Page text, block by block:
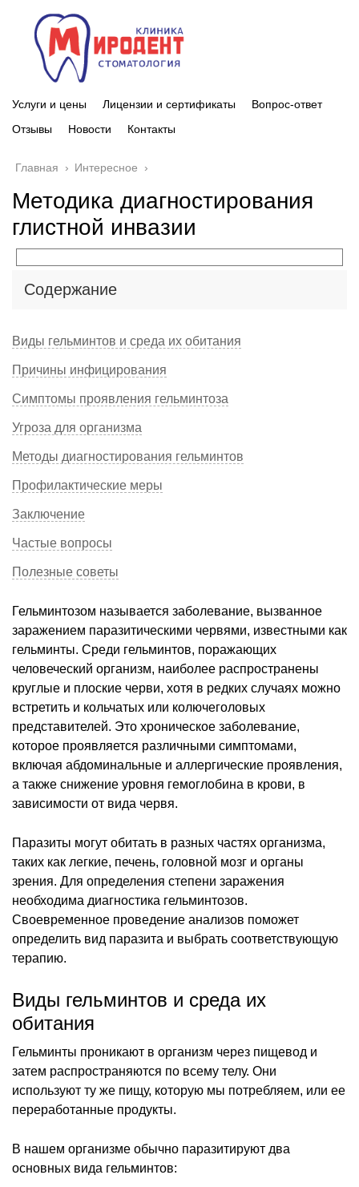
Услуги и цены Лицензии и сертификаты
Вопрос-ответ
Отзывы
Новости Контакты
Главная › Интересное ›
Методика диагностирования
глистной инвазии
Содержание
Виды гельминтов и среда их обитания
Причины инфицирования
Симптомы проявления гельминтоза
Угроза для организма
Методы диагностирования гельминтов
Профилактические меры
Заключение
Частые вопросы
Полезные советы
Гельминтозом называется заболевание, вызванное
заражением паразитическими червями, известными как
гельминты. Среди гельминтов, поражающих
человеческий организм, наиболее распространены
круглые и плоские черви, хотя в редких случаях можно
встретить и кольчатых или колючеголовых
представителей. Это хроническое заболевание,
которое проявляется различными симптомами,
включая абдоминальные и аллергические проявления,
а также снижение уровня гемоглобина в крови, в
зависимости от вида червя.
Паразиты могут обитать в разных частях организма,
таких как легкие, печень, головной мозг и органы
зрения. Для определения степени заражения
необходима диагностика гельминтозов.
Своевременное проведение анализов поможет
определить вид паразита и выбрать соответствующую
терапию.
Виды гельминтов и среда их
обитания
Гельминты проникают в организм через пищевод и
затем распространяются по всему телу. Они
используют ту же пищу, которую мы потребляем, или ее
переработанные продукты.
В нашем организме обычно паразитируют два
основных вида гельминтов: